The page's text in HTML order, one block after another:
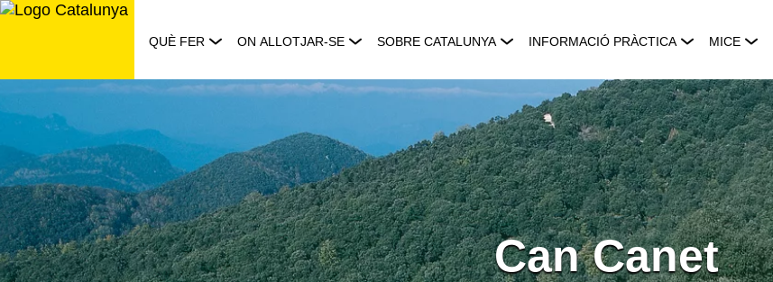
Saltar
QUÈ FER ON ALLOTJAR-SE SOBRE CATALUNYA INFORMACIÓ PRÀCTICA MICE
Can Canet